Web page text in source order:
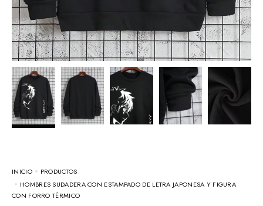
INICIO
PRODUCTOS
HOMBRES SUDADERA CON ESTAMPADO DE LETRA JAPONESA Y FIGURA
CON FORRO TÉRMICO